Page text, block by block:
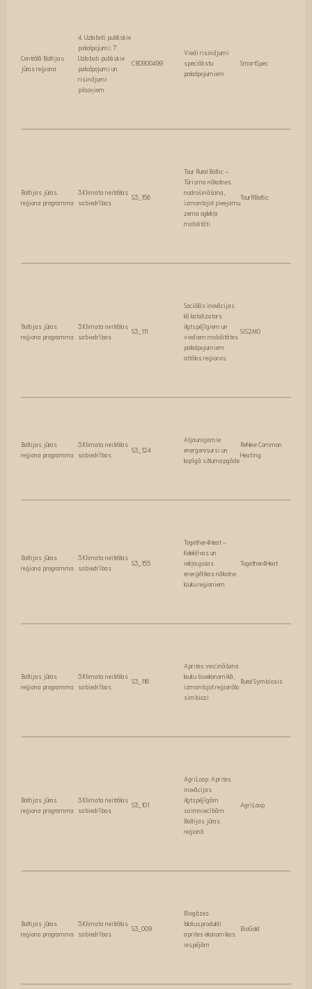
Centrālā Baltijas
jūras reģiona
4. Uzlaboti publiskie
pakalpojumi; 7.
Uzlaboti publiskie
pakalpojumi un
risinājumi
pilsoņiem
CB0900499
Viedi risinājumi
speciālistu
pakalpojumiem
SmartSpec
Baltijas jūras
reģiona programma
3.Klimata neitrālas
sabiedrības
S3_156
Tour Rural Baltic –
Tūrisma nākotnes
nodrošināšana,
izmantojot pieejamu
zema oglekļa
mobilitāti
TourRBaltic
Baltijas jūras
reģiona programma
3.Klimata neitrālas
sabiedrības
S3_111
Sociālās inovācijas
kā katalizators
ilgtspējīgiem un
viediem mobilitātes
pakalpojumiem
attālos reģionos
SIS2MO
Baltijas jūras
reģiona programma
3.Klimata neitrālas
sabiedrības
S3_124
Atjaunojamie
energoresursi un
kopīgā siltumapgāde
ReNew Common
Heating
Baltijas jūras
reģiona programma
3.Klimata neitrālas
sabiedrības
S3_155
Together4Heat –
Kolektīvas un
iekļaujošas
enerģētikas nākotne
lauku reģioniem
Together4Heat
Baltijas jūras
reģiona programma
3.Klimata neitrālas
sabiedrības
S3_116
Aprites veicināšana
lauku bioekonomikā,
izmantojot reģionālo
simbiozi
Rural Symbiosis
Baltijas jūras
reģiona programma
3.Klimata neitrālas
sabiedrības
S3_101
AgriLoop: Aprites
inovācijas
ilgtspējīgām
saimniecībām
Baltijas jūras
reģionā
AgriLoop
Baltijas jūras
reģiona programma
3.Klimata neitrālas
sabiedrības
S3_009
Biogāzes
blakusprodukti
aprites ekonomikas
iespējām
BioGold